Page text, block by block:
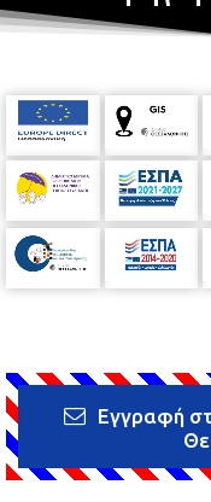
Εγγραφή